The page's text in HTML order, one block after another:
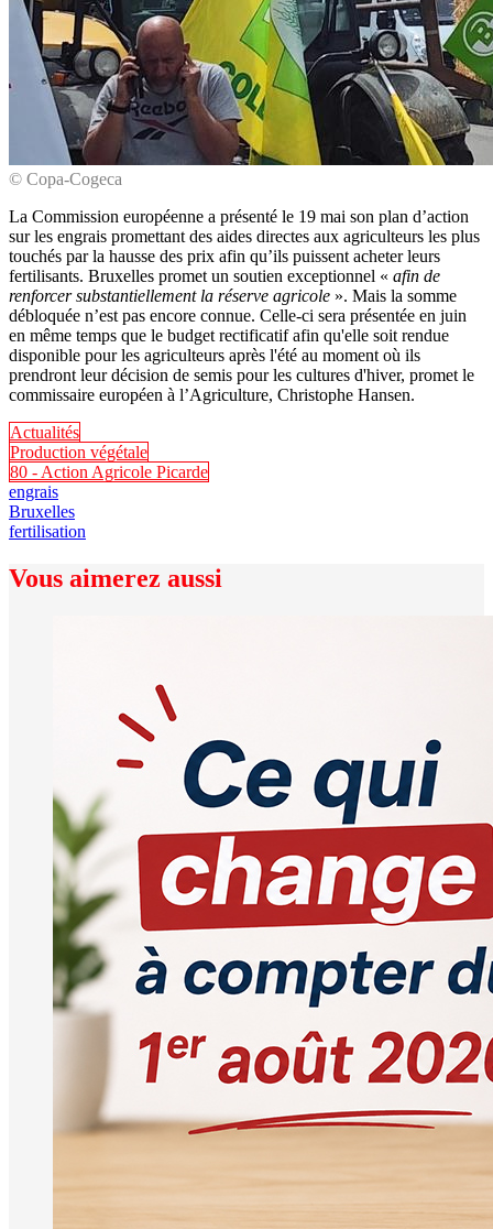
© Copa-Cogeca
La Commission européenne a présenté le 19 mai son plan d’action
sur les engrais promettant des aides directes aux agriculteurs les plus
touchés par la hausse des prix afin qu’ils puissent acheter leurs
fertilisants. Bruxelles promet un soutien exceptionnel « afin de
renforcer substantiellement la réserve agricole ». Mais la somme
débloquée n’est pas encore connue. Celle-ci sera présentée en juin
en même temps que le budget rectificatif afin qu'elle soit rendue
disponible pour les agriculteurs après l'été au moment où ils
prendront leur décision de semis pour les cultures d'hiver, promet le
commissaire européen à l’Agriculture, Christophe Hansen.
Actualités
Production végétale
80 - Action Agricole Picarde
engrais
Bruxelles
fertilisation
Vous aimerez aussi